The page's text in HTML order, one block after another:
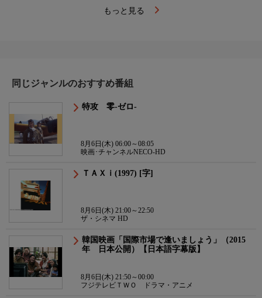
もっと見る
同じジャンルのおすすめ番組
特攻 零-ゼロ-
8月6日(木) 06:00～08:05
映画･チャンネルNECO-HD
ＴＡＸｉ(1997) [字]
8月6日(木) 21:00～22:50
ザ・シネマ HD
韓国映画「国際市場で逢いましょう」（2015
年 日本公開）【日本語字幕版】
8月6日(木) 21:50～00:00
フジテレビＴＷＯ ドラマ・アニメ